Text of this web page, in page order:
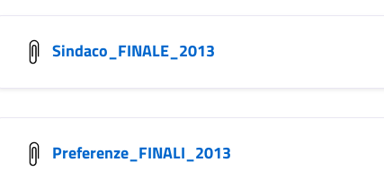
Sindaco_FINALE_2013
Preferenze_FINALI_2013